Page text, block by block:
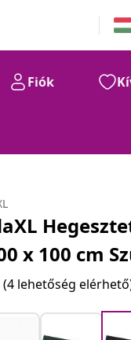
Fiók
x 100 cm
(4 lehetőség